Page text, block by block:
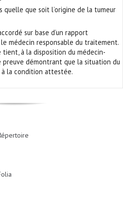
quelle que soit l’origine de la tumeur
sur base d’un rapport
médecin responsable du traitement.
tient, à la disposition du médecin-
preuve démontrant que la situation du
la condition attestée.